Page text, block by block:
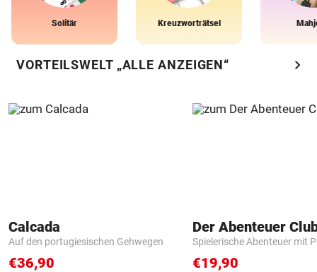
Solitär Kreuzworträtsel
VORTEILSWELT „ALLE ANZEIGEN“ chevron_right
Calcada
Auf den portugiesischen Gehwegen
€36,90
Der Abenteuer
Spielerische Abenteuer mit
€19,90